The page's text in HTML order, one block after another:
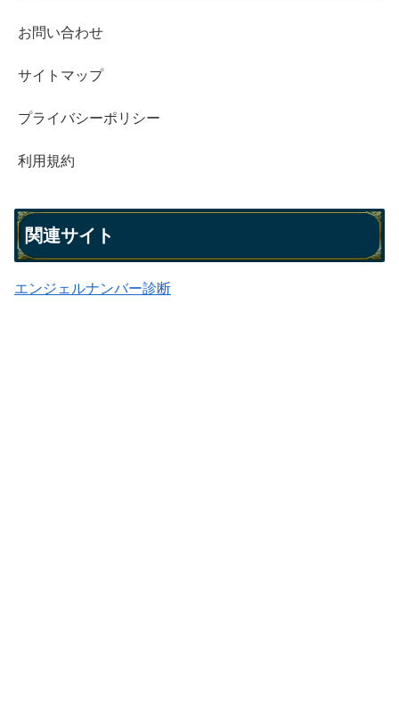
お問い合わせ
サイトマップ
プライバシーポリシー
利用規約
関連サイト
エンジェルナンバー診断